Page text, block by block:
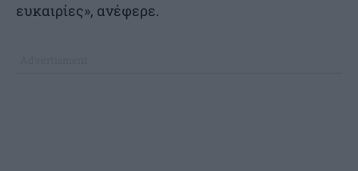
ευκαιρίες», ανέφερε.